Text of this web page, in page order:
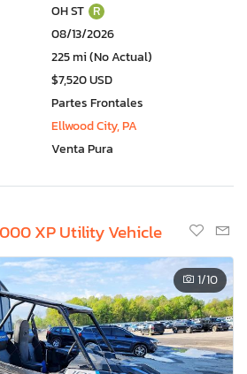
OH ST R
08/13/2026
225 mi (No Actual)
$7,520 USD
Partes Frontales
Ellwood City, PA
Venta Pura
XP Utility Vehicle
1/10